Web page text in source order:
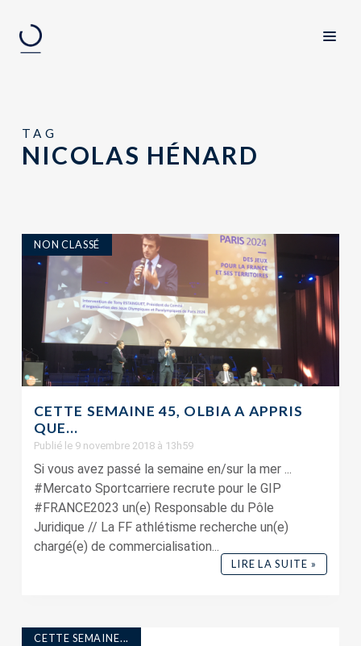
TAG
NICOLAS HÉNARD
NON CLASSÉ
CETTE SEMAINE 45, OLBIA A APPRIS
QUE…
Publié le 9 novembre 2018 à 13h59
Si vous avez passé la semaine en/sur la mer ...
#Mercato Sportcarriere recrute pour le GIP
#FRANCE2023 un(e) Responsable du Pôle
Juridique // La FF athlétisme recherche un(e)
chargé(e) de commercialisation...
LIRE LA SUITE »
CETTE SEMAINE...